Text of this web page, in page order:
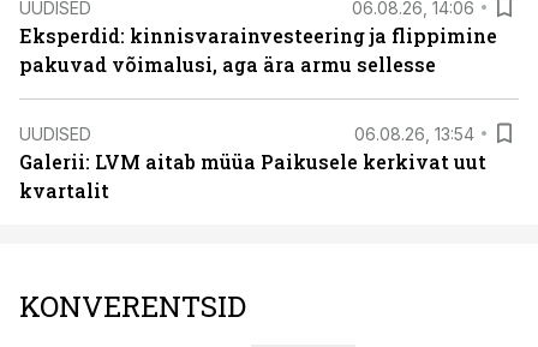
UUDISED 06.08.26, 14:06
Eksperdid: kinnisvarainvesteering ja flippimine
pakuvad võimalusi, aga ära armu sellesse
UUDISED 06.08.26, 13:54
Galerii: LVM aitab müüa Paikusele kerkivat uut
kvartalit
KONVERENTSID